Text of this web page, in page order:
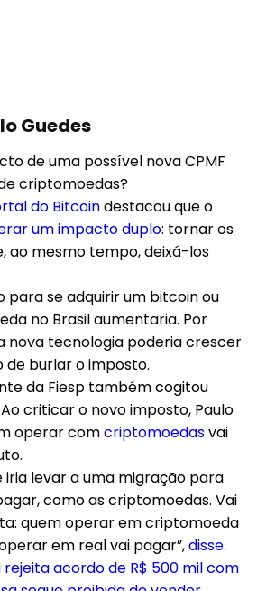
Guedes
de uma possível nova CPMF
criptomoedas?
do Bitcoindestacou que o
um impacto duplo: tornar os
ao mesmo tempo, deixá-los
para se adquirir um bitcoin ou
no Brasil aumentaria. Por
nova tecnologia poderia crescer
de burlar o imposto.
da Fiesp também cogitou
criticar o novo imposto, Paulo
operar comcriptomoedasvai
iria levar a uma migração para
como as criptomoedas. Vai
quem operar em criptomoeda
em real vai pagar”,disse.
rejeita acordo de R$ 500 mil com